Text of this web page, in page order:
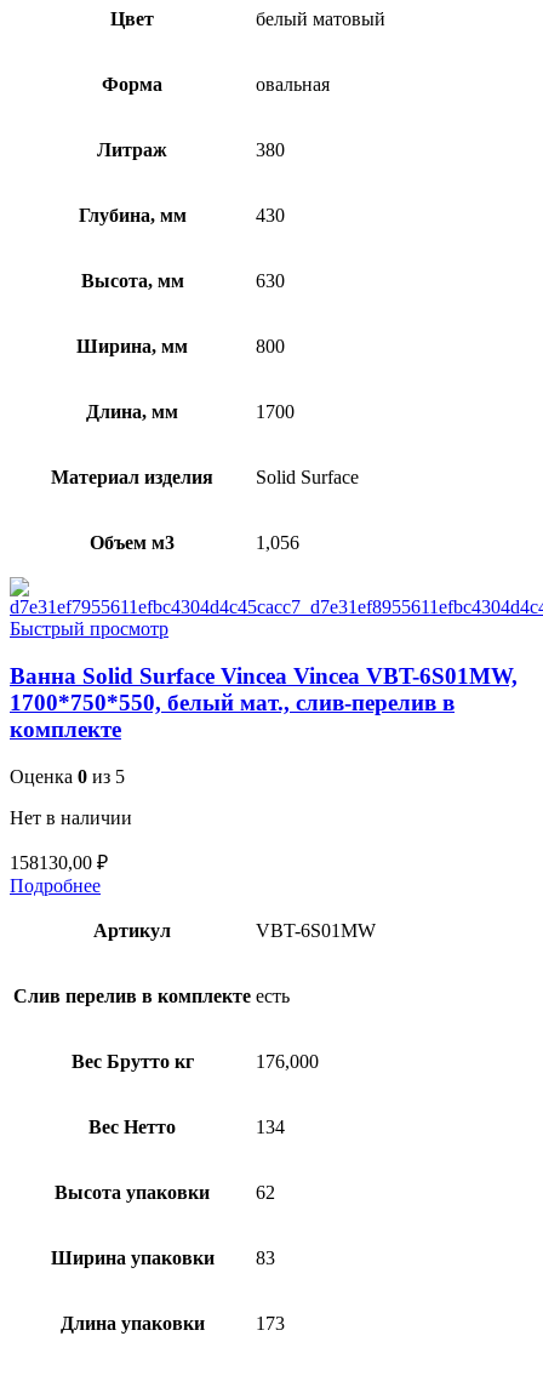
Цвет белый матовый
Форма овальная
Литраж 380
Глубина, мм 430
Высота, мм 630
Ширина, мм 800
Длина, мм 1700
Материал изделия Solid Surface
Объем м3 1,056
Быстрый просмотр
Ванна Solid Surface Vincea Vincea VBT-6S01MW,
1700*750*550, белый мат., слив-перелив в
комплекте
Оценка 0 из 5
Нет в наличии
158130,00 ₽
Подробнее
Артикул VBT-6S01MW
Слив перелив в комплекте есть
Вес Брутто кг 176,000
Вес Нетто 134
Высота упаковки 62
Ширина упаковки 83
Длина упаковки 173